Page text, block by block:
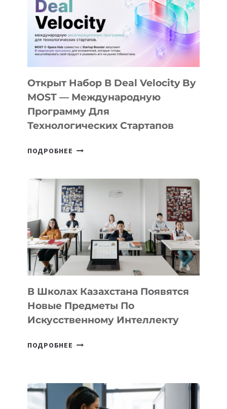
AI
YOUTH
CAMP
ДАЛ
30
ПОДРОСТКАМ
БИЛЕТ
В
ПРЕДПРИНИМАТЕЛЬСТВО
Открыт Набор В Deal Velocity By
MOST — Международную
Программу Для
Технологических Стартапов
ПОДРОБНЕЕ ОТКРЫТ
DEAL
VELOCITY
BY
MOST
—
МЕЖДУНАРОДНУЮ
ПРОГРАММУ
ДЛЯ
ТЕХНОЛОГИЧЕСКИХ
В Школах Казахстана Появятся
Новые Предметы По
Искусственному Интеллекту
ПОДРОБНЕЕ
НОВЫЕ
ПРЕДМЕТЫ